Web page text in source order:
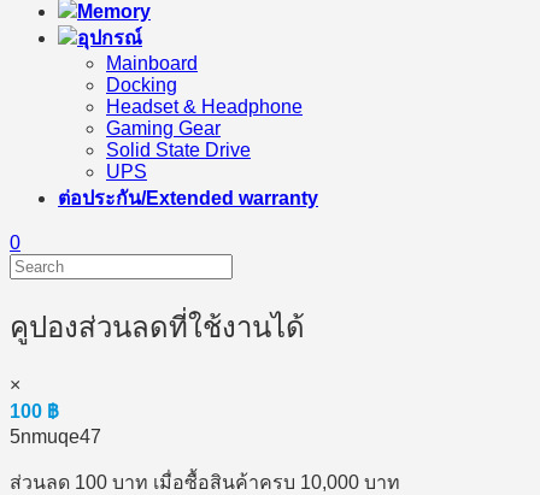
Memory
อุปกรณ์
Mainboard
Docking
Headset & Headphone
Gaming Gear
Solid State Drive
UPS
ต่อประกัน/Extended warranty
0
คูปองส่วนลดที่ใช้งานได้
×
100 ฿
5nmuqe47
ส่วนลด 100 บาท เมื่อซื้อสินค้าครบ 10,000 บาท